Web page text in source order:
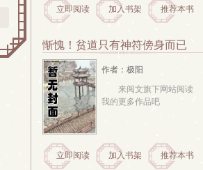
天下大乱。自乱世而来的
秦白能够通过打铁、垂
获得各类神通，即修行诡
异法门纸人、赶尸、符
咒、蛊虫又历经一个个熟
立即阅读 加入书架 推荐本书
惭愧！贫道只有神符傍身而已
作者：极阳
来阅文旗下网站阅读
我的更多作品吧
立即阅读 加入书架 推荐本书